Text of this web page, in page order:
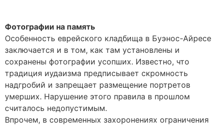
Фотографии на память
Особенность еврейского кладбища в Буэнос-Айресе
заключается и в том, как там установлены и
сохранены фотографии усопших. Известно, что
традиция иудаизма предписывает скромность
надгробий и запрещает размещение портретов
умерших. Нарушение этого правила в прошлом
считалось недопустимым.
Впрочем, в современных захоронениях ограничения